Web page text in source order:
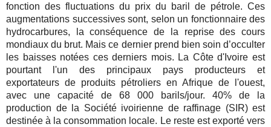
fonction des fluctuations du prix du baril de pétrole. Ces
augmentations successives sont, selon un fonctionnaire des
hydrocarbures, la conséquence de la reprise des cours
mondiaux du brut. Mais ce dernier prend bien soin d’occulter
les baisses notées ces derniers mois. La Côte d'Ivoire est
pourtant l'un des principaux pays producteurs et
exportateurs de produits pétroliers en Afrique de l'ouest,
avec une capacité de 68 000 barils/jour. 40% de la
production de la Société ivoirienne de raffinage (SIR) est
destinée à la consommation locale. Le reste est exporté vers